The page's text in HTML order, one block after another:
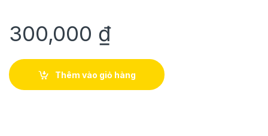
300,000 ₫
Thêm vào giỏ hàng